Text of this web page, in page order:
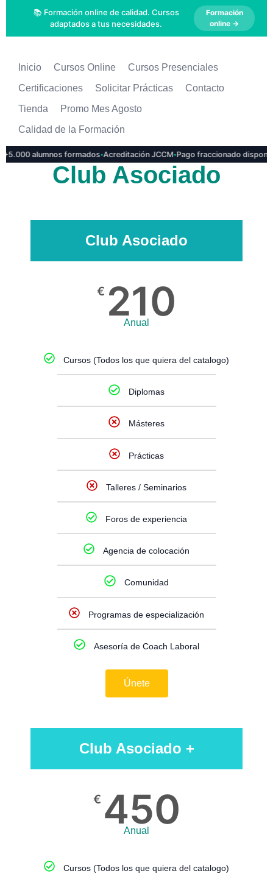
📚 Formación online de calidad. Cursos
adaptados a tus necesidades.
Formación
online →
Inicio Cursos Online
Cursos Presenciales
Certificaciones
Solicitar Prácticas
Contacto
Tienda
Promo Mes Agosto
Calidad de la Formación
+5.000 alumnos formados·Acreditación JCCM·Pago fraccionado
Club Asociado
Club Asociado
€ 210
Anual
Cursos (Todos los que quiera del catalogo)
Diplomas
Másteres
Prácticas
Talleres / Seminarios
Foros de experiencia
Agencia de colocación
Comunidad
Programas de especialización
Asesoría de Coach Laboral
Únete
Club Asociado +
€ 450
Anual
Cursos (Todos los que quiera del catalogo)